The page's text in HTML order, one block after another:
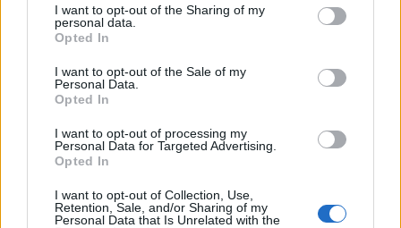
I want to opt-out of the Sharing of my
personal data.
Opted In
I want to opt-out of the Sale of my
Personal Data.
Opted In
I want to opt-out of processing my
Personal Data for Targeted Advertising.
Opted In
I want to opt-out of Collection, Use,
Retention, Sale, and/or Sharing of my
Personal Data that Is Unrelated with the
Mediatiedot
RSS-ohje
Päivän Lehti
Lifestyle
Koti & Asuminen
Viihde
StaraTV
Autot
Elokuvat